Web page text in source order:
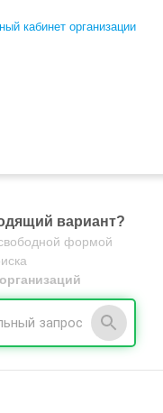
кабинет организации
вариант?
формой